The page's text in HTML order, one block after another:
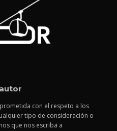
con el respeto a los
tipo de consideración o
que nos escriba a